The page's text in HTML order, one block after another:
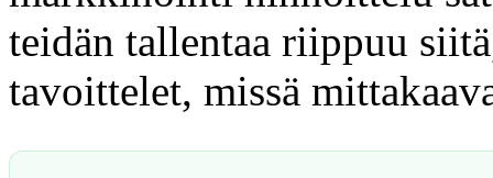
teidän tallentaa riippuu
tavoittelet, missä